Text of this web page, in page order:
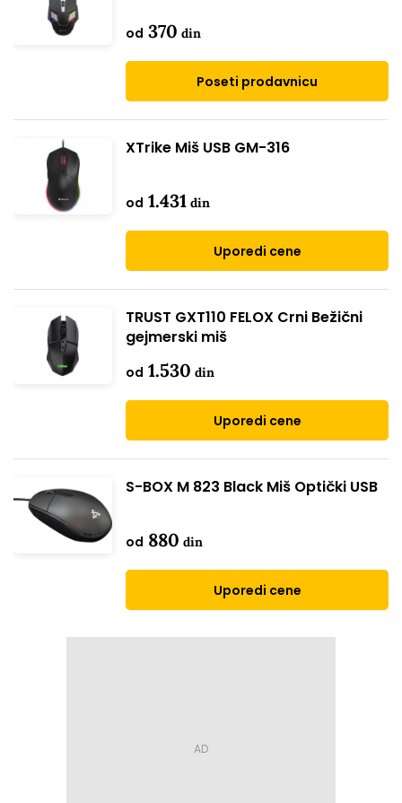
od 370 din
Poseti prodavnicu
XTrike Miš USB GM-316
od 1.431 din
Uporedi cene
TRUST GXT110 FELOX Crni Bežični
gejmerski miš
od 1.530 din
Uporedi cene
S-BOX M 823 Black Miš Optički USB
od 880 din
Uporedi cene